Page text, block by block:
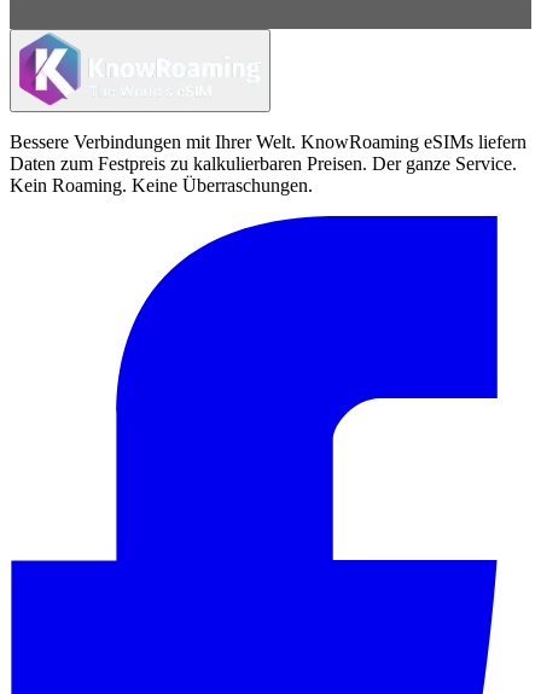
Bessere Verbindungen mit Ihrer Welt. KnowRoaming eSIMs liefern
Daten zum Festpreis zu kalkulierbaren Preisen. Der ganze Service.
Kein Roaming. Keine Überraschungen.